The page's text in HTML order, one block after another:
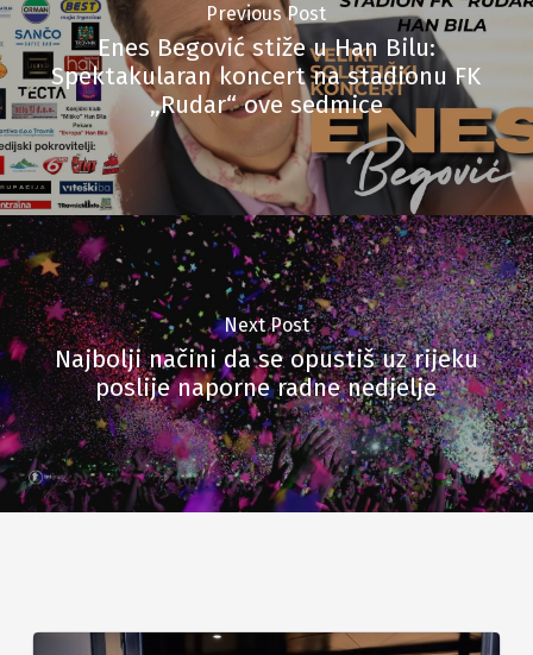
Previous Post
Enes Begović stiže u Han Bilu:
Spektakularan koncert na stadionu FK
„Rudar“ ove sedmice
Next Post
Najbolji načini da se opustiš uz rijeku
poslije naporne radne nedjelje